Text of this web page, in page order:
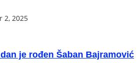
2, 2025
je rođen Šaban Bajramović